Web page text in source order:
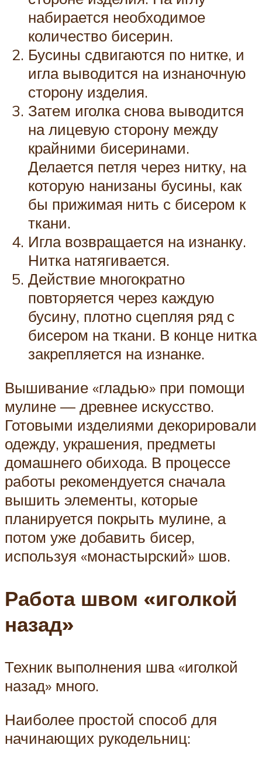
набирается необходимое
количество бисерин.
Бусины сдвигаются по нитке, и
игла выводится на изнаночную
сторону изделия.
Затем иголка снова выводится
на лицевую сторону между
крайними бисеринами.
Делается петля через нитку, на
которую нанизаны бусины, как
бы прижимая нить с бисером к
ткани.
Игла возвращается на изнанку.
Нитка натягивается.
Действие многократно
повторяется через каждую
бусину, плотно сцепляя ряд с
бисером на ткани. В конце нитка
закрепляется на изнанке.
Вышивание «гладью» при помощи
мулине — древнее искусство.
Готовыми изделиями декорировали
одежду, украшения, предметы
домашнего обихода. В процессе
работы рекомендуется сначала
вышить элементы, которые
планируется покрыть мулине, а
потом уже добавить бисер,
используя «монастырский» шов.
Работа швом «иголкой
назад»
Техник выполнения шва «иголкой
назад» много.
Наиболее простой способ для
начинающих рукодельниц: